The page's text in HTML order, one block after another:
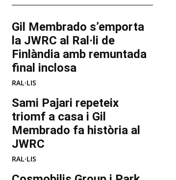
Gil Membrado s’emporta
la JWRC al Ral·li de
Finlàndia amb remuntada
final inclosa
RAL·LIS
Sami Pajari repeteix
triomf a casa i Gil
Membrado fa història al
JWRC
RAL·LIS